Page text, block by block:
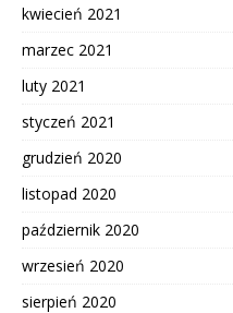
kwiecień 2021
marzec 2021
luty 2021
styczeń 2021
grudzień 2020
listopad 2020
październik 2020
wrzesień 2020
sierpień 2020